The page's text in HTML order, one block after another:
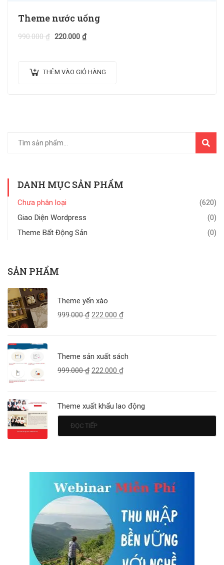
Theme nước uống
990.000₫ 220.000 ₫
THÊM VÀO GIỎ HÀNG
TÌM
DANH MỤC SẢN PHẨM
Chưa phân loại
(620)
Giao Diện Wordpress
(0)
Theme Bất Động Sản
(0)
SẢN PHẨM
Theme yến xào
999.000₫ 222.000 ₫
Theme sản xuất sách
999.000₫ 222.000 ₫
Theme xuất khẩu lao động
ĐỌC TIẾP